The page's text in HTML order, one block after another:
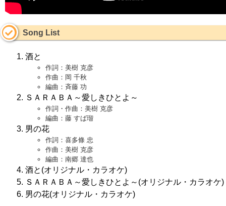
Song List
酒と
作詞：美樹 克彦
作曲：岡 千秋
編曲：斉藤 功
ＳＡＲＡＢＡ～愛しきひとよ～
作詞・作曲：美樹 克彦
編曲：藤 すば瑠
男の花
作詞：喜多條 忠
作曲：美樹 克彦
編曲：南郷 達也
酒と(オリジナル・カラオケ)
ＳＡＲＡＢＡ～愛しきひとよ～(オリジナル・カラオケ)
男の花(オリジナル・カラオケ)